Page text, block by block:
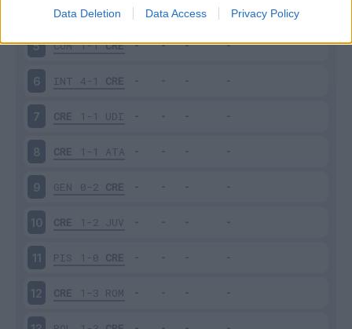
Data Deletion Data Access Privacy Policy
CRE 0-0 PAR
5 COM 1-1 CRE
6 INT 4-1 CRE
7 CRE 1-1 UDI
8 CRE 1-1 ATA
9 GEN 0-2 CRE
10 CRE 1-2 JUV
11 PIS 1-0 CRE
12 CRE 1-3 ROM